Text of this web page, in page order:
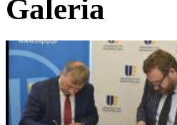
Galeria